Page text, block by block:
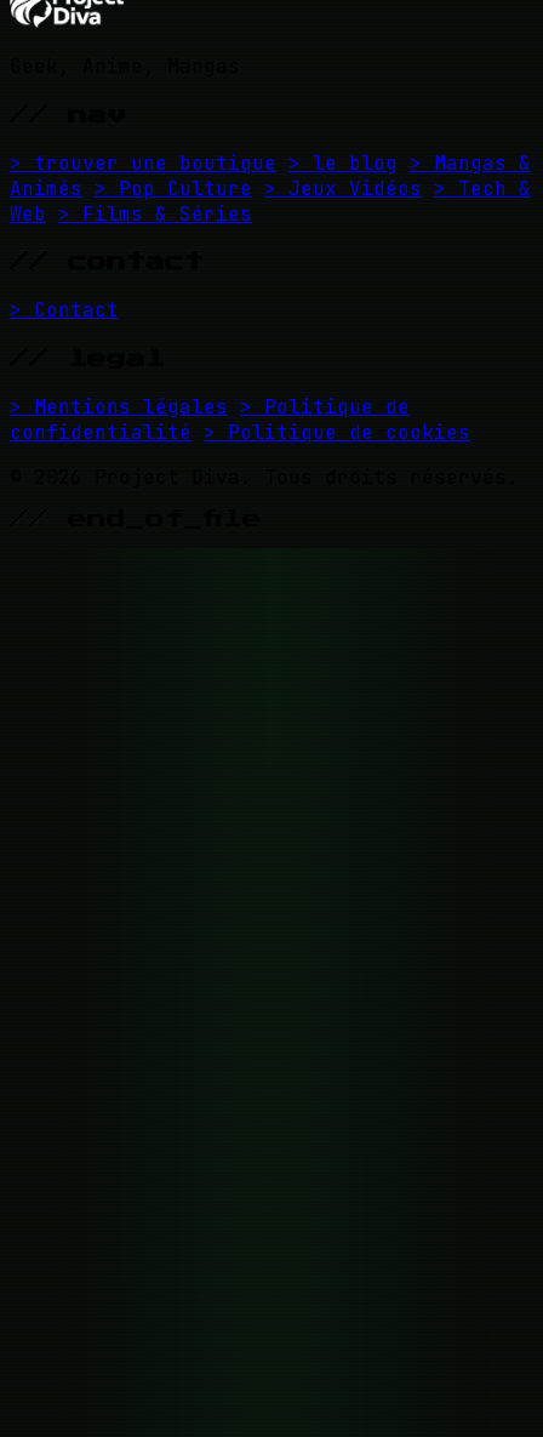
> trouver une boutique > le blog > Mangas &
Animés
> Pop Culture > Jeux Vidéos
> Tech &
Web > Films & Séries
> Contact
> Mentions légales
> Politique de
confidentialité > Politique de cookies